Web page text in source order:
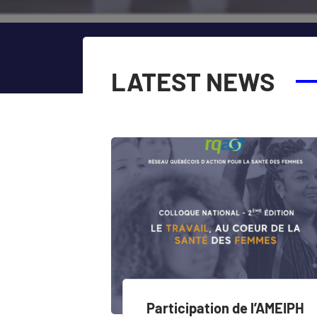
LATEST NEWS
Participation de l’AMEIPH